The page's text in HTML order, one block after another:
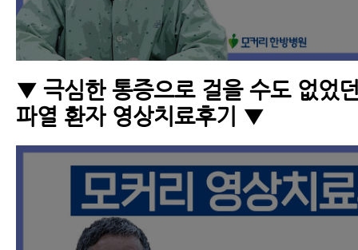
▼ 극심한 통증으로 걸을 수도 없었
파열 환자 영상치료후기 ▼